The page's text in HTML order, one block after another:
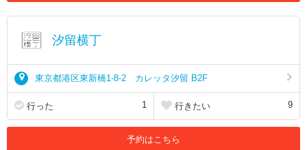
汐留横丁
東京都港区東新橋1-8-2 カレッタ汐留 B2F
行った 1 行きたい 9
予約はこちら